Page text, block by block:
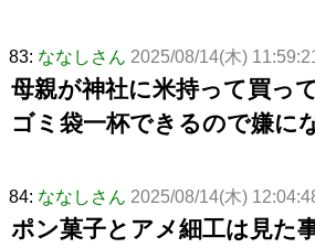
83: ななしさん 2025/08/14(木)
母親が神社に米持って買っ
ゴミ袋一杯できるので嫌に
84: ななしさん 2025/08/14(木)
ポン菓子とアメ細工は見た